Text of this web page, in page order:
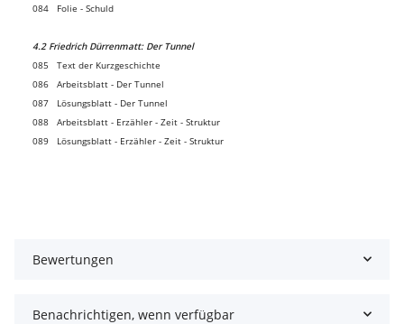
084 Folie - Schuld
4.2 Friedrich Dürrenmatt: Der Tunnel
085 Text der Kurzgeschichte
086 Arbeitsblatt - Der Tunnel
087 Lösungsblatt - Der Tunnel
088 Arbeitsblatt - Erzähler - Zeit - Struktur
089 Lösungsblatt - Erzähler - Zeit - Struktur
Bewertungen
Benachrichtigen, wenn verfügbar